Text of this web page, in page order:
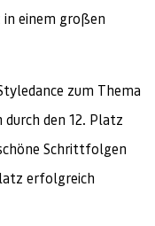
einem großen
zum Thema
durch den 12. Platz
Schrittfolgen
erfolgreich